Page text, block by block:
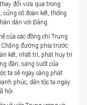
đổi vừa qua trong
cố đoàn kết, thống
dân với Đảng.
của các đồng chí Trung
đường phía trước
kết, nhất trí, phát huy trí
đắn, sáng suốt của
ta sẽ ngày càng phát
phúc, dân tộc ta ngày
hội.